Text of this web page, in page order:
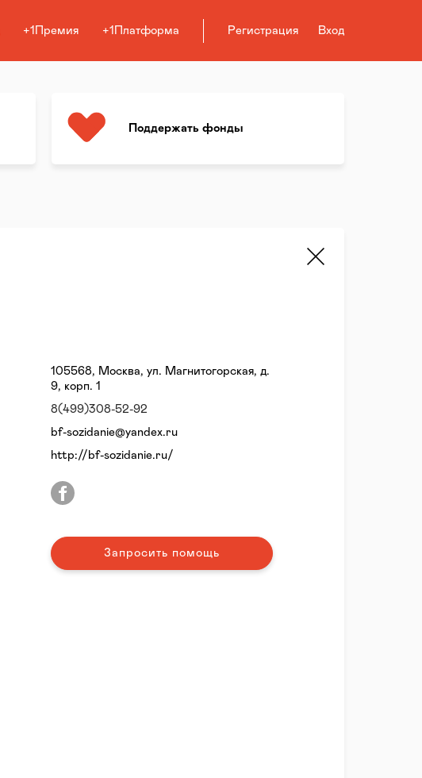
+1Премия +1Платформа Регистрация Вход
Поддержать фонды
105568, Москва, ул. Магнитогорская, д.
9, корп. 1
8(499)308-52-92
bf-sozidanie@yandex.ru
http://bf-sozidanie.ru/
Запросить помощь